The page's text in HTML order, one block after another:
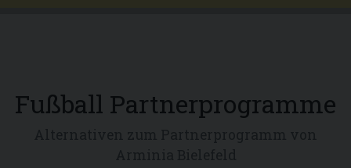
Fußball Partnerprogramme